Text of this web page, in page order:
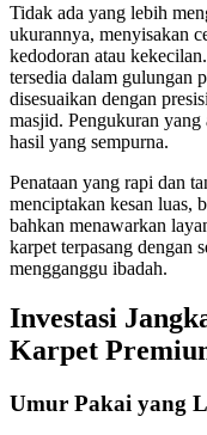
Tidak ada yang lebih
ukurannya, menyisakan
kedodoran atau kekecilan.
tersedia dalam gulungan
disesuaikan dengan
masjid. Pengukuran
hasil yang sempurna.
Penataan yang rapi dan
menciptakan kesan luas,
bahkan menawarkan
karpet terpasang dengan
mengganggu ibadah.
Investasi
Karpet
Umur Pakai yang